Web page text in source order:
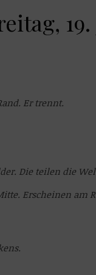
Er trennt.
Die teilen die
Erscheinen am